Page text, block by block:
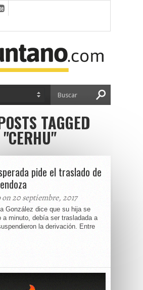
TAGGED
"CERHU"
pide el traslado de
20 septiembre, 2017
González dice que su hija se
a minuto, debía ser trasladada a
la derivación. Entre